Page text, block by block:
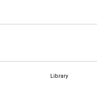
Library